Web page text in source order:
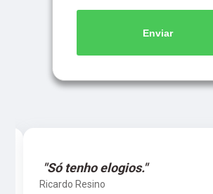
Enviar
"Só tenho elogios."
Ricardo Resino